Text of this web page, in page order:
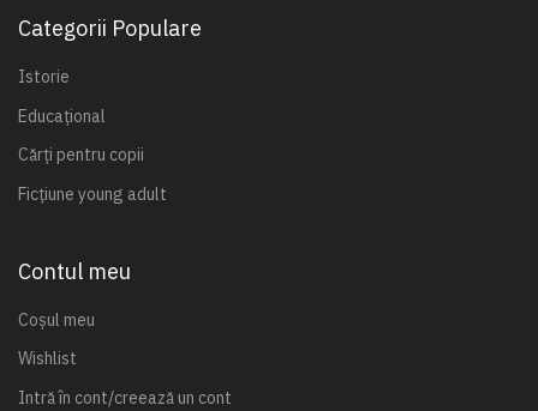
Categorii Populare
Istorie
Educațional
Cărți pentru copii
Ficțiune young adult
Contul meu
Coșul meu
Wishlist
Intră în cont/creează un cont